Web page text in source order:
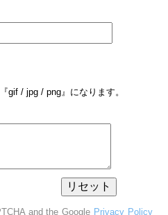
gif / jpg / png』になります。
and the Google Privacy Policy